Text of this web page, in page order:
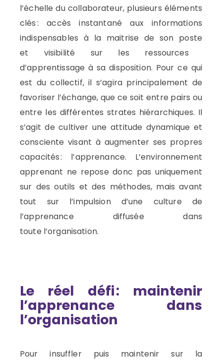
l’échelle du collaborateur, plusieurs éléments
clés :accèsinstantanéaux informations
indispensables à la maitrise deson poste
et
visibilité sur les ressources
d’apprentissage à sadisposition. Pour ce qui
est du collectif, il s’agira principalement de
favoriser l’échange, que ce soit entre pairs ou
entre les différentes strates hiérarchiques. Il
s’agit de cultiver une attitude dynamique et
consciente visant à augmenter ses propres
capacités : l’apprenance. L’environnement
apprenant ne repose donc pas uniquement
sur des outils et des méthodes, mais avant
tout sur l’impulsion d’une culture de
l’apprenance diffusée dans
toute l’organisation.
Le réel défi : maintenir
l’apprenancedans
l’organisation
Pour insuffler puis maintenir sur la